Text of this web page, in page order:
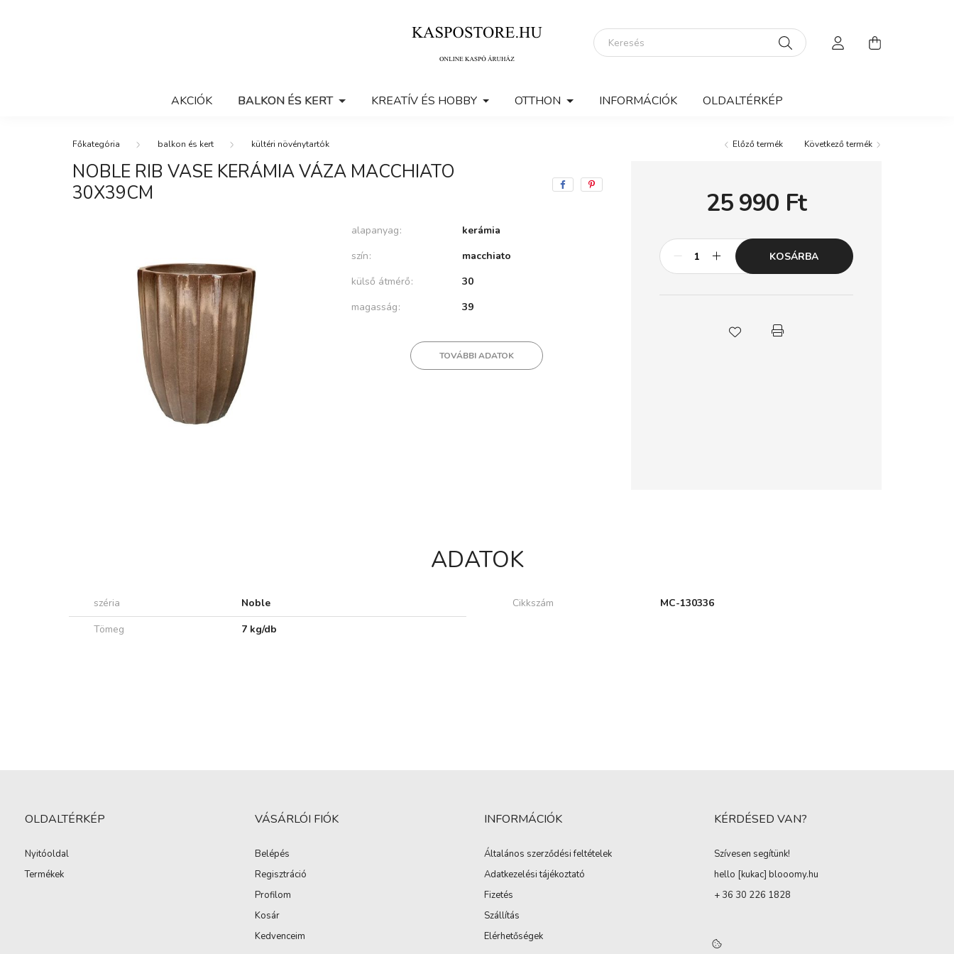
AKCIÓK BALKON ÉS KERT KREATÍV ÉS HOBBY OTTHON INFORMÁCIÓK OLDALTÉRKÉP
balkon és kert kültéri növénytartók Előző termék Következő termék
NOBLE RIB VASE KERÁMIA VÁZA MACCHIATO
30X39CM
alapanyag
kerámia
szín
macchiato
külső átmérő
30
magasság
39
TOVÁBBI ADATOK
25 990 Ft
KOSÁRBA
ADATOK
széria Noble Cikkszám
MC-130336
Tömeg
7 kg/db
OLDALTÉRKÉP
Nyitóoldal
Termékek
VÁSÁRLÓI FIÓK
Belépés
Regisztráció
Profilom
Kosár
Kedvenceim
INFORMÁCIÓK
Általános szerződési feltételek
Adatkezelési tájékoztató
Fizetés
Szállítás
Elérhetőségek
KÉRDÉSED VAN?
Szívesen segítünk!
hello [kukac] blooomy.hu
+ 36 30 226 1828